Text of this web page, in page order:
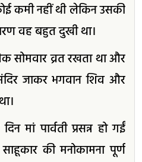
कमी नहीं थी लेकिन उसकी
वह बहुत दुखी था।
सोमवार व्रत रखता था और
जाकर भगवान शिव और
मां पार्वती प्रसन्न हो गईं
की मनोकामना पूर्ण